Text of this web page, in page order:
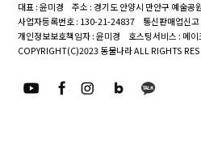
대표 : 윤미경
주소 : 경기도 안양시 만안구 예술공
사업자등록번호 : 130-21-24837
통신판매업신
개인정보보호책임자 : 윤미경
호스팅서비스 : 메이
COPYRIGHT(C)2023 동물나라 ALL RIGHTS